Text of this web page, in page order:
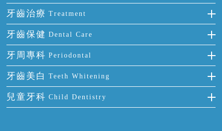
門牙缺失
多顆牙缺失
半口缺失
全口缺失
前牙反頜
牙齒擁擠
牙齒前突
牙齒稀疏
全瓷牙
烤瓷牙
氟斑牙
四環素牙
活動假牙
牙貼面
牙齒治療 Treatment
補牙
智齒
根管治療
拔牙
牙痛
牙齒保健 Dental Care
正確刷牙
全國愛牙日
預防牙病
牙科通識
牙周專科 Periodontal
牙周炎
牙齦出血
牙齦炎
牙齒美白 Teeth Whitening
冷光美白
兒童牙科 Child Dentistry